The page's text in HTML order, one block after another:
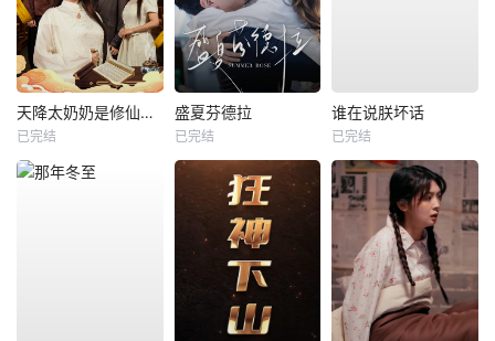
天降太奶奶是修仙老祖
已完结
盛夏芬德拉
已完结
谁在说朕坏话
已完结